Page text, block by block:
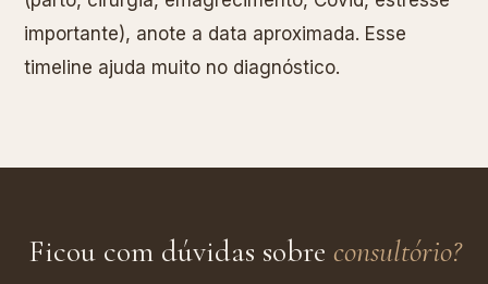
importante), anote a data aproximada. Esse
timeline ajuda muito no diagnóstico.
Ficou com dúvidas sobre consultório?